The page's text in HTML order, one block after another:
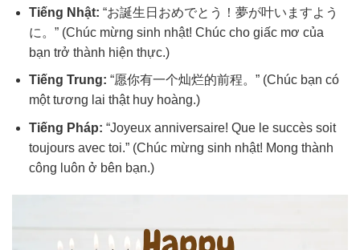
Tiếng Nhật: “お誕生日おめでとう！夢が叶いますよう
に。” (Chúc mừng sinh nhật! Chúc cho giấc mơ của
bạn trở thành hiện thực.)
Tiếng Trung: “愿你有一个灿烂的前程。” (Chúc bạn có
một tương lai thật huy hoàng.)
Tiếng Pháp: “Joyeux anniversaire! Que le succès soit
toujours avec toi.” (Chúc mừng sinh nhật! Mong thành
công luôn ở bên bạn.)